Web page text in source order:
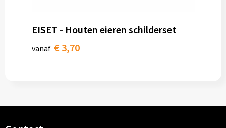
EISET - Houten eieren schilderset
vanaf € 3,70